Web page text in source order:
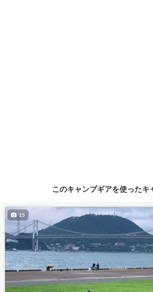
このキャンプギアを使ったキ
25